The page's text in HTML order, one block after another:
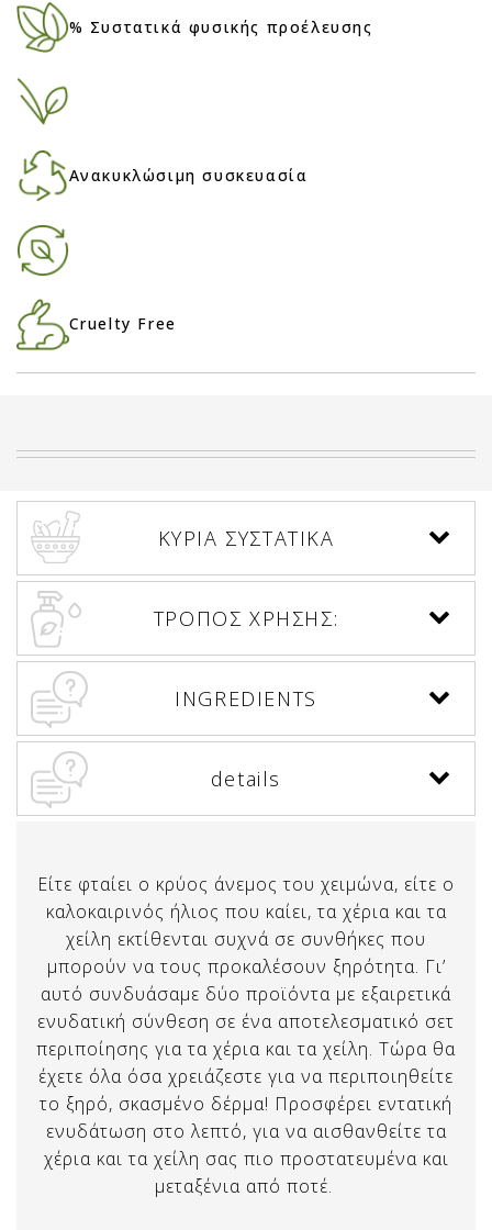
% Συστατικά φυσικής προέλευσης
Ανακυκλώσιμη συσκευασία
Cruelty Free
ΚΥΡΙΑ ΣΥΣΤΑΤΙΚΑ
ΤΡΟΠΟΣ ΧΡΗΣΗΣ:
INGREDIENTS
details
Είτε φταίει ο κρύος άνεμος του χειμώνα, είτε ο
καλοκαιρινός ήλιος που καίει, τα χέρια και τα
χείλη εκτίθενται συχνά σε συνθήκες που
μπορούν να τους προκαλέσουν ξηρότητα. Γι’
αυτό συνδυάσαμε δύο προϊόντα με εξαιρετικά
ενυδατική σύνθεση σε ένα αποτελεσματικό σετ
περιποίησης για τα χέρια και τα χείλη. Τώρα θα
έχετε όλα όσα χρειάζεστε για να περιποιηθείτε
το ξηρό, σκασμένο δέρμα! Προσφέρει εντατική
ενυδάτωση στο λεπτό, για να αισθανθείτε τα
χέρια και τα χείλη σας πιο προστατευμένα και
μεταξένια από ποτέ.